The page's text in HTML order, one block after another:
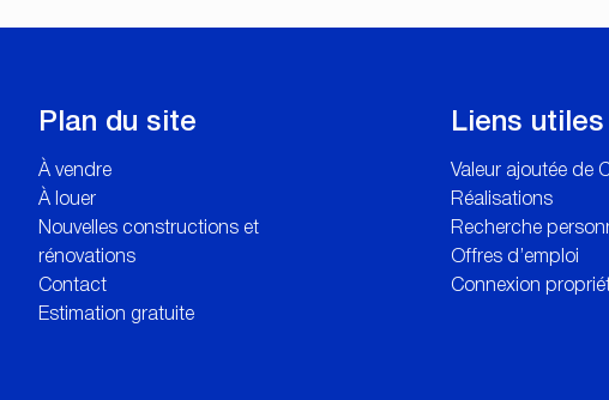
Plan du site
À vendre
À louer
Nouvelles constructions et
rénovations
Contact
Estimation gratuite
Liens utiles
Valeur ajoutée de
Réalisations
Recherche
Offres d’emploi
Connexion